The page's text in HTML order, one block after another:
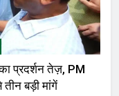
प्रदर्शन तेज़, PM
बड़ी मांगें